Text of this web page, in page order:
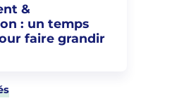
&
: un temps
faire grandir